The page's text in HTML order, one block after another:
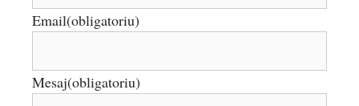
Email(obligatoriu)
Mesaj(obligatoriu)